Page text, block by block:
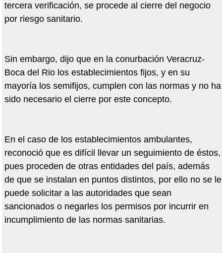
tercera verificación, se procede al cierre del negocio
por riesgo sanitario.
Sin embargo, dijo que en la conurbación Veracruz-
Boca del Rio los establecimientos fijos, y en su
mayoría los semifijos, cumplen con las normas y no ha
sido necesario el cierre por este concepto.
En el caso de los establecimientos ambulantes,
reconoció que es difícil llevar un seguimiento de éstos,
pues proceden de otras entidades del país, además
de que se instalan en puntos distintos, por ello no se le
puede solicitar a las autoridades que sean
sancionados o negarles los permisos por incurrir en
incumplimiento de las normas sanitarias.